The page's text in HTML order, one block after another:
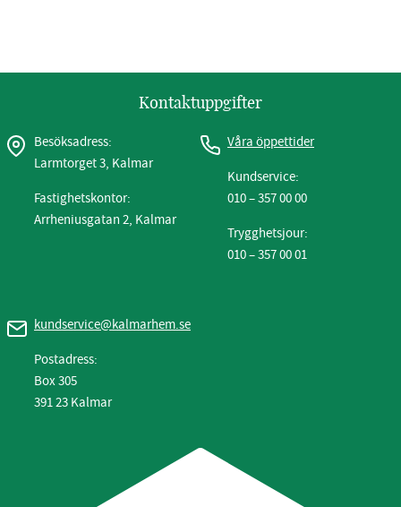
Kontaktuppgifter
Besöksadress:
Larmtorget 3, Kalmar
Fastighetskontor:
Arrheniusgatan 2, Kalmar
Våra öppettider
Kundservice:
010 – 357 00 00
Trygghetsjour:
010 – 357 00 01
kundservice@kalmarhem.se
Postadress:
Box 305
391 23 Kalmar